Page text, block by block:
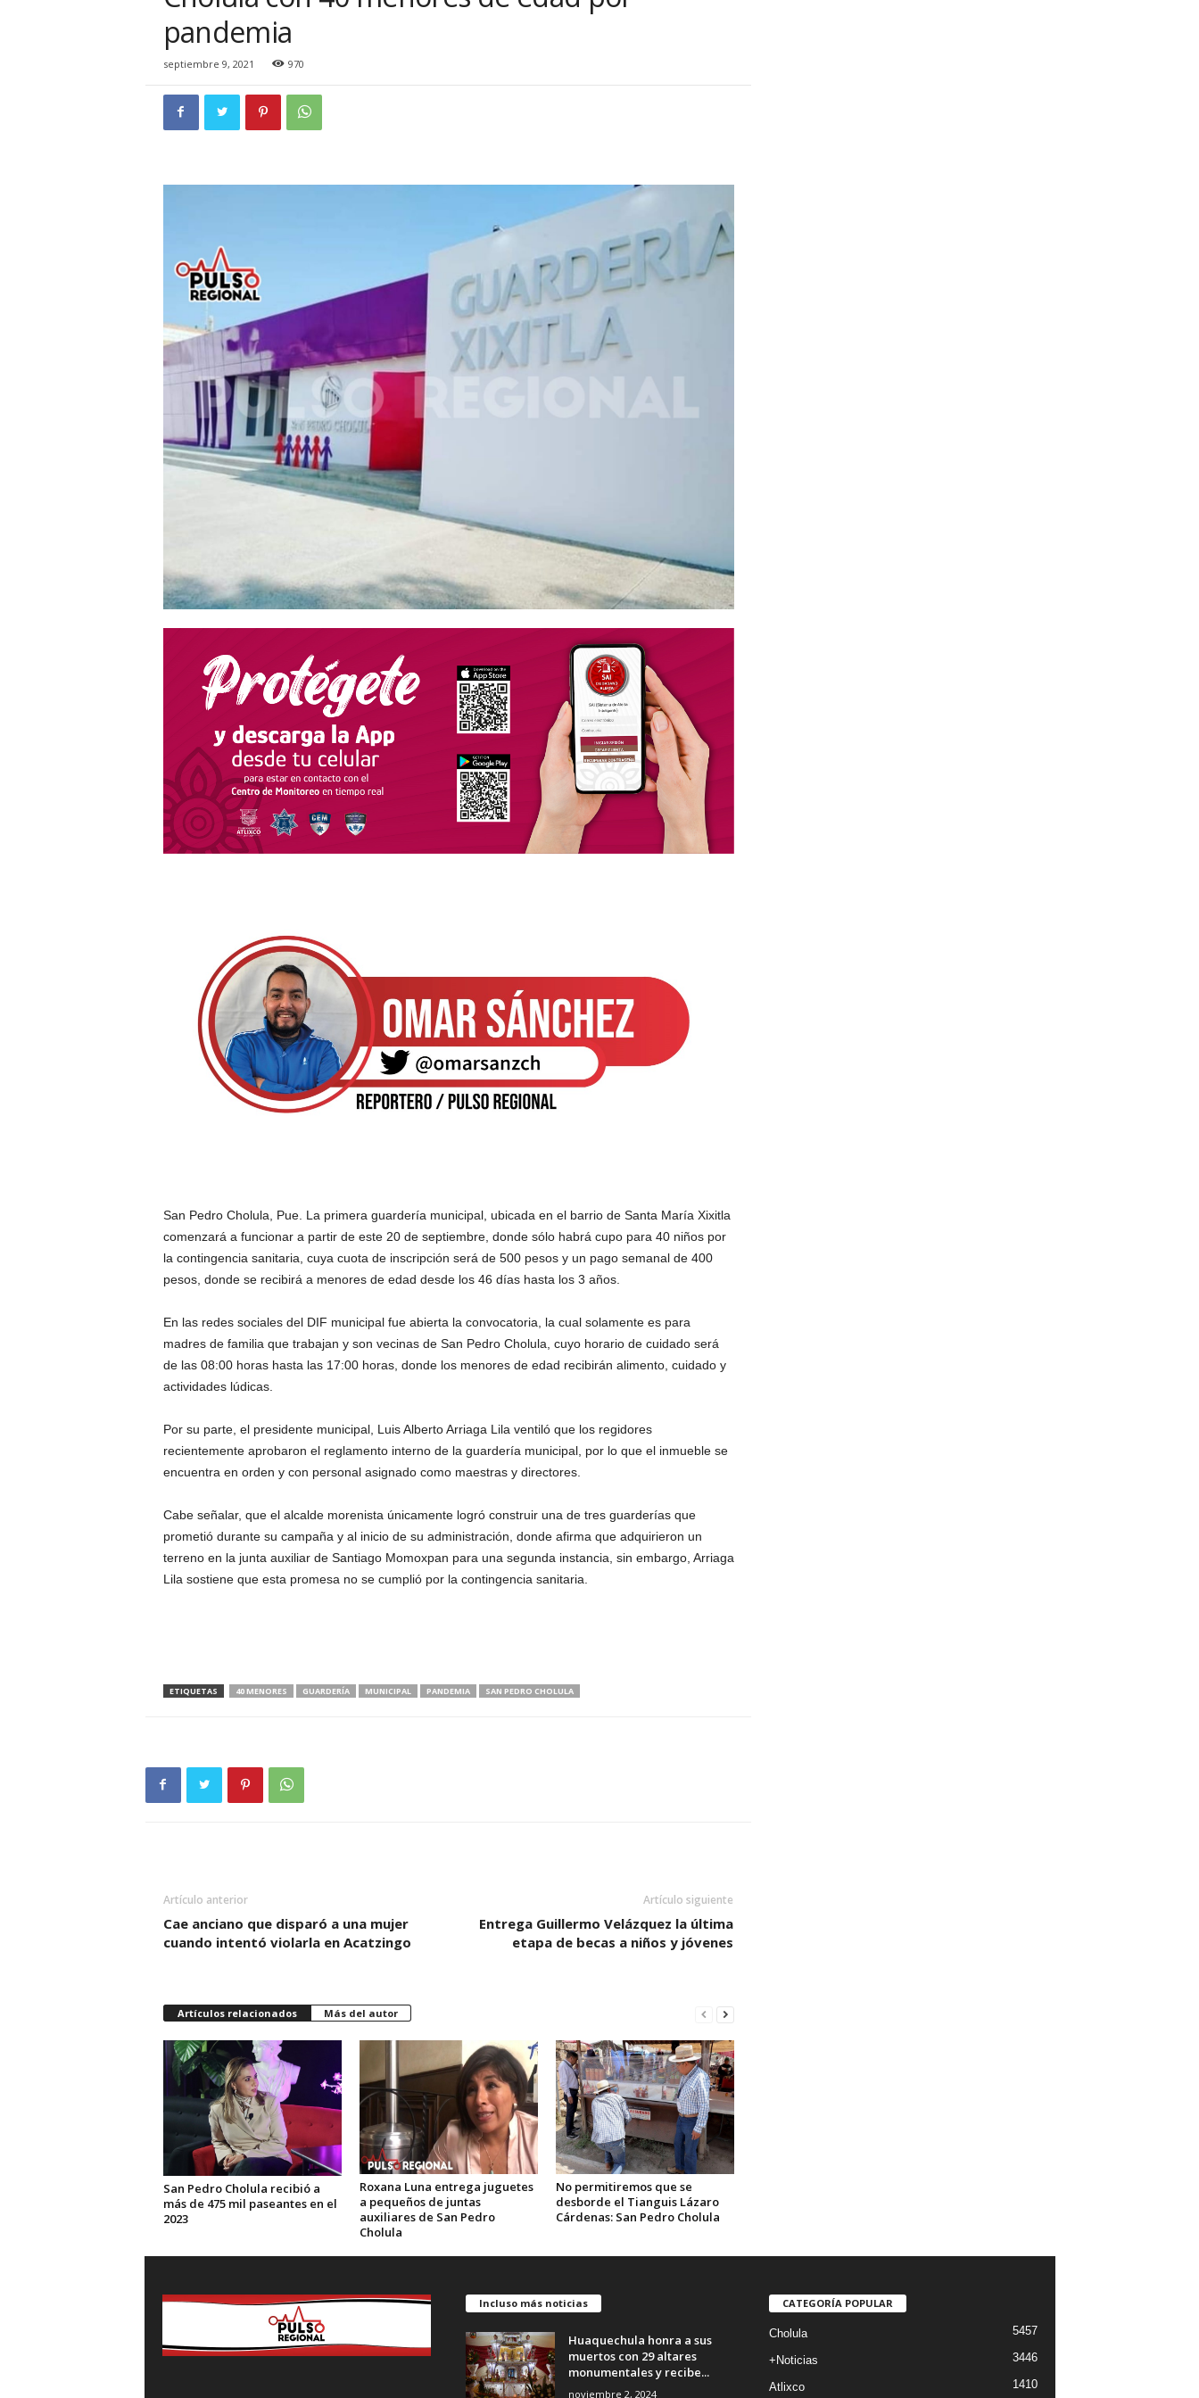
pandemia
septiembre 9, 2021 970
San Pedro Cholula, Pue. La primera guardería municipal, ubicada en el barrio de Santa María Xixitla
comenzará a funcionar a partir de este 20 de septiembre, donde sólo habrá cupo para 40 niños por
la contingencia sanitaria, cuya cuota de inscripción será de 500 pesos y un pago semanal de 400
pesos, donde se recibirá a menores de edad desde los 46 días hasta los 3 años.
En las redes sociales del DIF municipal fue abierta la convocatoria, la cual solamente es para
madres de familia que trabajan y son vecinas de San Pedro Cholula, cuyo horario de cuidado será
de las 08:00 horas hasta las 17:00 horas, donde los menores de edad recibirán alimento, cuidado y
actividades lúdicas.
Por su parte, el presidente municipal, Luis Alberto Arriaga Lila ventiló que los regidores
recientemente aprobaron el reglamento interno de la guardería municipal, por lo que el inmueble se
encuentra en orden y con personal asignado como maestras y directores.
Cabe señalar, que el alcalde morenista únicamente logró construir una de tres guarderías que
prometió durante su campaña y al inicio de su administración, donde afirma que adquirieron un
terreno en la junta auxiliar de Santiago Momoxpan para una segunda instancia, sin embargo, Arriaga
Lila sostiene que esta promesa no se cumplió por la contingencia sanitaria.
ETIQUETAS 40 MENORES GUARDERÍA MUNICIPAL PANDEMIA SAN PEDRO CHOLULA
Artículo anterior
Cae anciano que disparó a una mujer
cuando intentó violarla en Acatzingo
Artículo siguiente
Entrega Guillermo Velázquez la última
etapa de becas a niños y jóvenes
Artículos relacionados Más del autor
San Pedro Cholula recibió a
más de 475 mil paseantes en el
2023
Roxana Luna entrega juguetes
a pequeños de juntas
auxiliares de San Pedro
Cholula
No permitiremos que se
desborde el Tianguis Lázaro
Cárdenas: San Pedro Cholula
Incluso más noticias
Huaquechula honra a sus
muertos con 29 altares
monumentales y recibe...
noviembre 2, 2024
CATEGORÍA POPULAR
Cholula 5457
+Noticias 3446
Atlixco 1410